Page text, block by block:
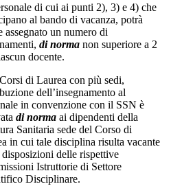
di cui ai punti 2), 3) e 4) che
al bando di vacanza, potrà
assegnato un numero di
di norma non superiore a 2
docente.
di Laurea con più sedi,
dell’insegnamento al
in convenzione con il SSN è
di norma ai dipendenti della
Sanitaria sede del Corso di
in cui tale disciplina risulta vacante
disposizioni delle rispettive
Istruttorie di Settore
Disciplinare.